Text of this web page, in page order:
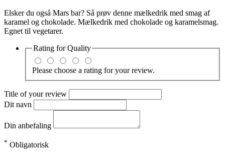
Elsker du også Mars bar? Så prøv denne mælkedrik med smag af
karamel og chokolade. Mælkedrik med chokolade og karamelsmag.
Egnet til vegetarer.
Rating forQuality
Please choose a rating for your review.
Title of your review
Dit navn
Din anbefaling
* Obligatorisk